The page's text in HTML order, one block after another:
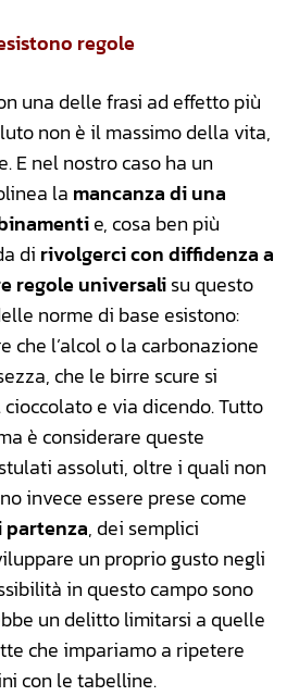
regole
una delle frasi ad effetto più
non è il massimo della vita,
E nel nostro caso ha un
la mancanza di una
e, cosa ben più
di rivolgerci con diffidenza a
regole universalisu questo
norme di base esistono:
che l’alcol o la carbonazione
che le birre scure si
e via dicendo. Tutto
è considerare queste
assoluti, oltre i quali non
invece essere prese come
partenza, dei semplici
un proprio gusto negli
in questo campo sono
un delitto limitarsi a quelle
che impariamo a ripetere
con le tabelline.